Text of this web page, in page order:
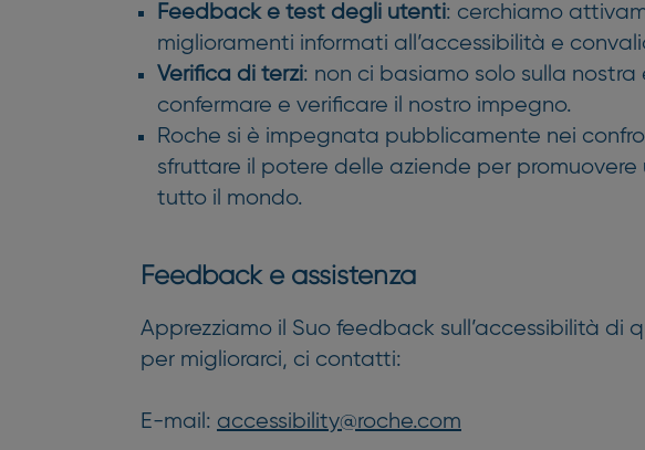
Feedback e test degli utenti: cerchiamo
miglioramenti informati all’accessibilità e
Verifica di terzi: non ci basiamo solo sulla
confermare e verificare il nostro impegno.
Roche si è impegnata pubblicamente nei
sfruttare il potere delle aziende per
tutto il mondo.
Feedback e assistenza
Apprezziamo il Suo feedback sull’accessibilità di
per migliorarci, ci contatti:
E-mail: accessibility@roche.com